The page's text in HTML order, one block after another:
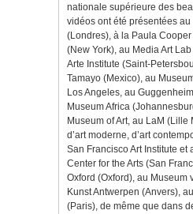
nationale supérieure des
vidéos ont été présentées au
(Londres), à la Paula
(New York), au Media Art
Arte Institute (Saint-
Tamayo (Mexico), au
Los Angeles, au
Museum Africa
Museum of Art, au LaM (Lille
d’art moderne, d’art
San Francisco Art Institute et
Center for the Arts (San
Oxford (Oxford), au Museum
Kunst Antwerpen (Anvers),
(Paris), de même que dans